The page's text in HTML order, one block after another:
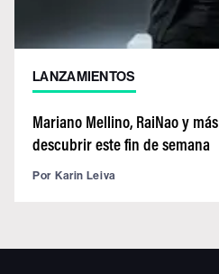
LANZAMIENTOS
Mariano Mellino, RaiNao y
descubrir este fin de semana
Por Karin Leiva